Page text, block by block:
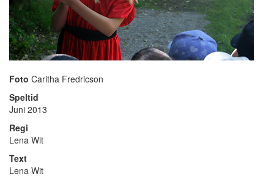
Foto Caritha Fredricson
Speltid
Juni 2013
Regi
Lena Wit
Text
Lena Wit